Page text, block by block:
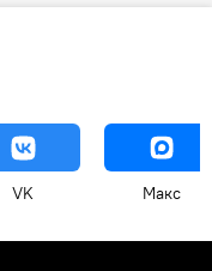
VK Макс